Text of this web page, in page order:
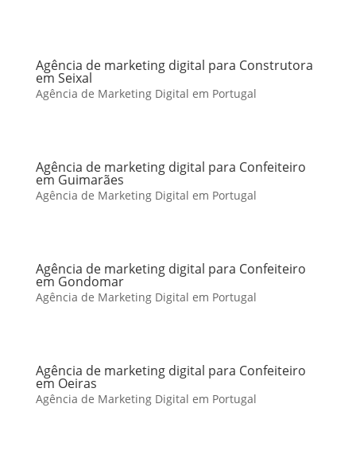
Agência de marketing digital para Construtora
em Seixal
Agência de Marketing Digital em Portugal
Agência de marketing digital para Confeiteiro
em Guimarães
Agência de Marketing Digital em Portugal
Agência de marketing digital para Confeiteiro
em Gondomar
Agência de Marketing Digital em Portugal
Agência de marketing digital para Confeiteiro
em Oeiras
Agência de Marketing Digital em Portugal